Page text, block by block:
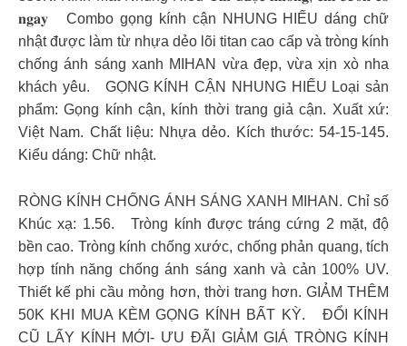
𝐧𝐠𝐚𝐲 Combo gọng kính cận NHUNG HIẾU dáng chữ
nhật được làm từ nhựa dẻo lõi titan cao cấp và tròng kính
chống ánh sáng xanh MIHAN vừa đẹp, vừa xịn xò nha
khách yêu. GỌNG KÍNH CẬN NHUNG HIẾU Loại sản
phẩm: Gọng kính cận, kính thời trang giả cận. Xuất xứ:
Việt Nam. Chất liệu: Nhựa dẻo. Kích thước: 54-15-145.
Kiểu dáng: Chữ nhật.
RÒNG KÍNH CHỐNG ÁNH SÁNG XANH MIHAN. Chỉ số
Khúc xạ: 1.56. Tròng kính được tráng cứng 2 mặt, độ
bền cao. Tròng kính chống xước, chống phản quang, tích
hợp tính năng chống ánh sáng xanh và cản 100% UV.
Thiết kế phi cầu mỏng hơn, thời trang hơn. GIẢM THÊM
50K KHI MUA KÈM GỌNG KÍNH BẤT KỲ. ĐỔI KÍNH
CŨ LẤY KÍNH MỚI- ƯU ĐÃI GIẢM GIÁ TRÒNG KÍNH